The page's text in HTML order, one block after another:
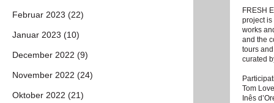
FRESH
project is
works
and the
tours
curated
Tom
Inês
Februar 2023 (22)
Januar 2023 (10)
December 2022 (9)
November 2022 (24)
Oktober 2022 (21)